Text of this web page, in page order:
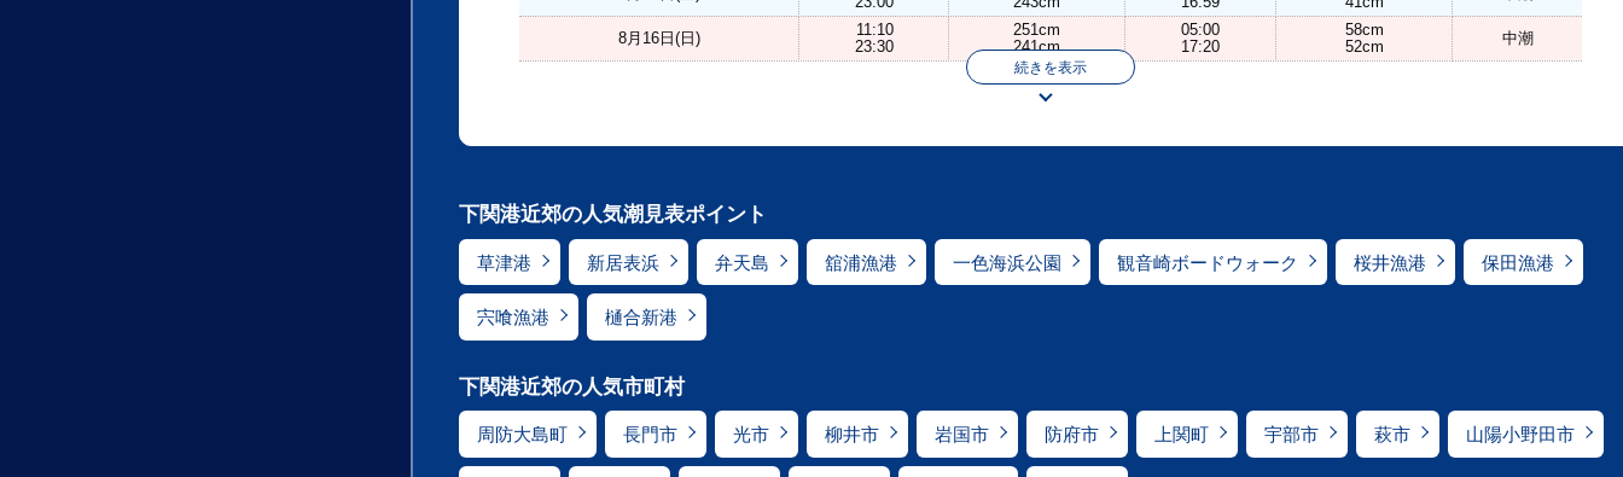
8月16日(日)
11:10
23:30
251cm
241cm
05:00
17:20
58cm
52cm
中潮
続きを表示
下関港近郊の人気潮見表ポイント
草津港 新居表浜 弁天島 舘浦漁港 一色海浜公園 観音崎ボードウォーク 桜井漁港 保田漁港
宍喰漁港 樋合新港
下関港近郊の人気市町村
周防大島町 長門市 光市 柳井市 岩国市 防府市 上関町 宇部市 萩市 山陽小野田市